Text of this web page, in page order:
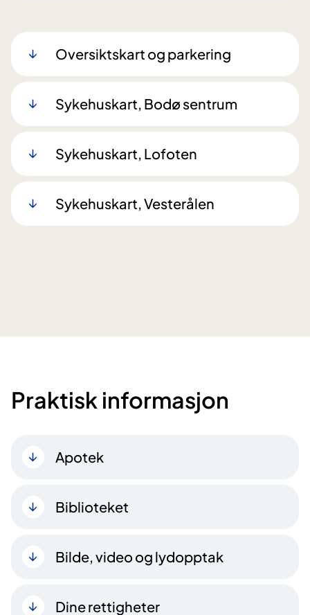
Oversiktskart og parkering
Sykehuskart, Bodø sentrum
Sykehuskart, Lofoten
Sykehuskart, Vesterålen
Praktisk informasjon
Apotek
Biblioteket
Bilde, video og lydopptak
Dine rettigheter